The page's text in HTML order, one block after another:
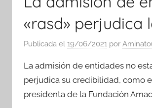
«rasd» perjudica
Publicada el 19/06/2021 por
La admisión de entidades no
perjudica su credibilidad, como
presidenta de la Fundación